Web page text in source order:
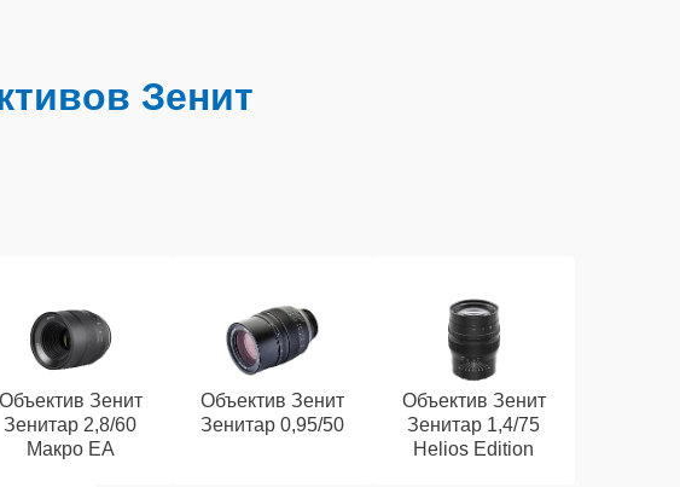
Зенит
Объектив Зенит
Зенитар 2,8/60
Макро ЕА
Объектив Зенит
Зенитар 0,95/50
Объектив Зенит
Зенитар 1,4/75
Helios Edition